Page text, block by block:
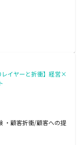
レイヤーと折衝】経営×
・顧客折衝/顧客への提